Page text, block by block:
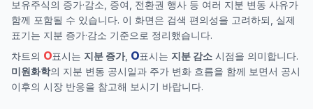
보유주식의 증가·감소, 증여, 전환권 행사 등 여러 지분 변동 사유가
함께 포함될 수 있습니다. 이 화면은 검색 편의성을 고려하되, 실제
표기는 지분 증가·감소 기준으로 정리했습니다.
차트의 O표시는 지분 증가, O표시는 지분 감소 시점을 의미합니다.
미원화학의 지분 변동 공시일과 주가 변화 흐름을 함께 보면서 공시
이후의 시장 반응을 참고해 보시기 바랍니다.